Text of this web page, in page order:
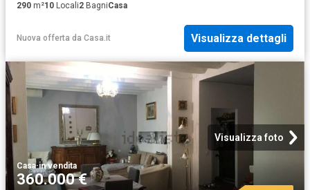
290 m²10 Locali2 BagniCasa
Nuova offerta da Casa.it Visualizza dettagli
Visualizza foto
Casa·in vendita
360.000 €